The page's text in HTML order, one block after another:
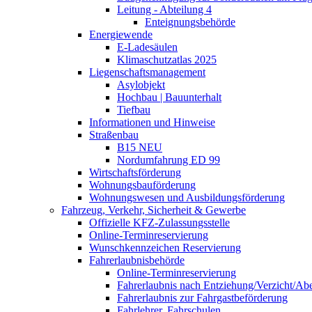
Leitung - Abteilung 4
Enteignungsbehörde
Energiewende
E-Ladesäulen
Klimaschutzatlas 2025
Liegenschaftsmanagement
Asylobjekt
Hochbau | Bauunterhalt
Tiefbau
Informationen und Hinweise
Straßenbau
B15 NEU
Nordumfahrung ED 99
Wirtschaftsförderung
Wohnungsbauförderung
Wohnungswesen und Ausbildungsförderung
Fahrzeug, Verkehr, Sicherheit & Gewerbe
Offizielle KFZ-Zulassungsstelle
Online-Terminreservierung
Wunschkennzeichen Reservierung
Fahrerlaubnisbehörde
Online-Terminreservierung
Fahrerlaubnis nach Entziehung/Verzicht/
Fahrerlaubnis zur Fahrgastbeförderung